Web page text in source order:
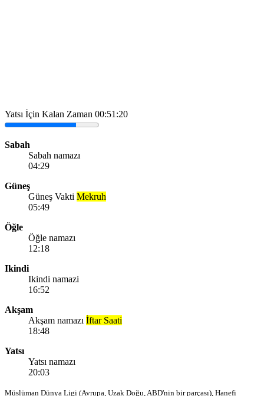
Yatsı İçin Kalan Zaman 00:51:20
Sabah
Sabah namazı
04:29
Güneş
Güneş Vakti Mekruh
05:49
Öğle
Öğle namazı
12:18
Ikindi
Ikindi namazi
16:52
Akşam
Akşam namazı İftar Saati
18:48
Yatsı
Yatsı namazı
20:03
Müslüman Dünya Ligi (Avrupa, Uzak Doğu, ABD'nin bir parçası), Hanefi